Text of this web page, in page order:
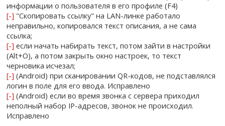
информации о пользователя в его профиле (F4)
[-] "Скопировать ссылку" на LAN-линке работало
неправильно, копировался текст описания, а не сама
ссылка;
[-] если начать набирать текст, потом зайти в настройки
(Alt+O), а потом закрыть окно настроек, то текст
черновика исчезал;
[-] (Android) при сканировании QR-кодов, не подставлялся
логин в поле для его ввода. Исправлено
[-] (Android) если во время звонка с сервера приходил
неполный набор IP-адресов, звонок не происходил.
Исправлено